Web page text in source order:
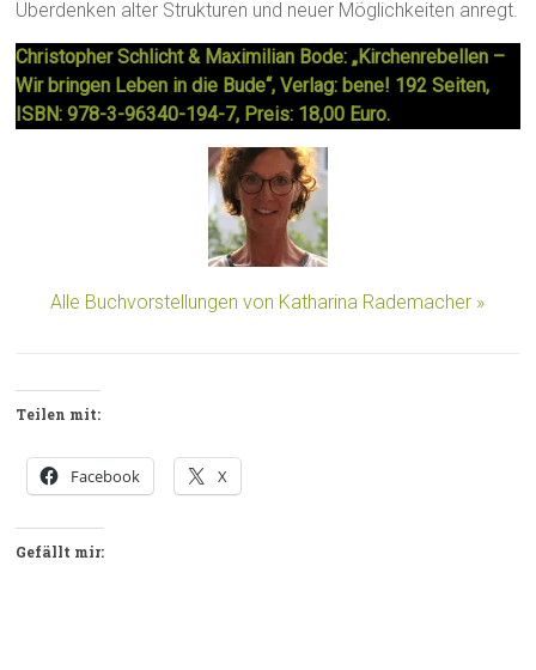
Überdenken alter Strukturen und neuer Möglichkeiten anregt.
Christopher Schlicht & Maximilian Bode: „Kirchenrebellen –
Wir bringen Leben in die Bude“, Verlag: bene! 192 Seiten,
ISBN: 978-3-96340-194-7, Preis: 18,00 Euro.
Alle Buchvorstellungen von Katharina Rademacher »
Teilen mit:
Facebook X
Gefällt mir: